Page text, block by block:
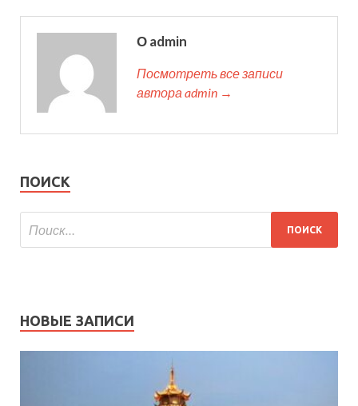
О admin
Посмотреть все записи
автора admin →
ПОИСК
НОВЫЕ ЗАПИСИ